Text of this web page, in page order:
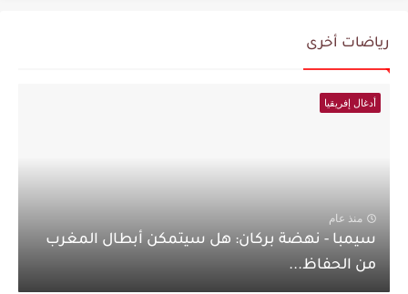
رياضات أخرى
أدغال إفريقيا
منذ عام
سيمبا - نهضة بركان: هل سيتمكن أبطال المغرب
من الحفاظ...